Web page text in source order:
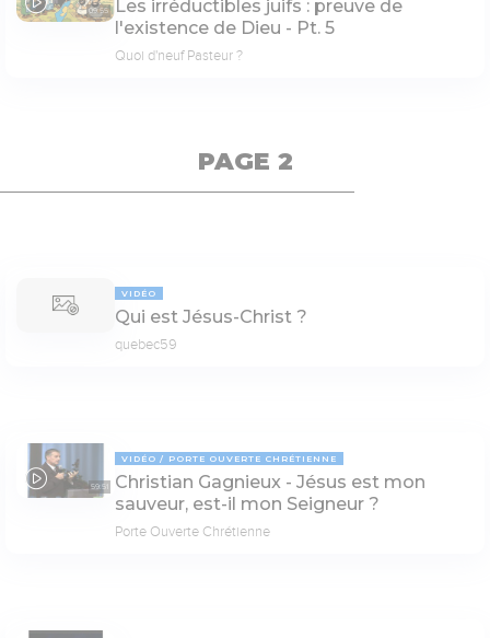
09:55
Les irréductibles juifs : preuve de
l'existence de Dieu - Pt. 5
Quoi d'neuf Pasteur ?
PAGE 2
VIDÉO
Qui est Jésus-Christ ?
quebec59
59:51
VIDÉO PORTE OUVERTE CHRÉTIENNE
Christian Gagnieux - Jésus est mon
sauveur, est-il mon Seigneur ?
Porte Ouverte Chrétienne